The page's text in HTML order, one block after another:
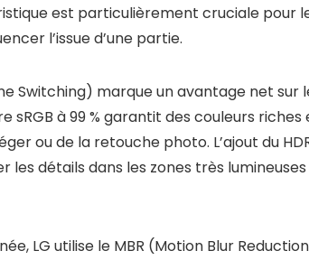
est particulièrement cruciale pour
l’issue d’une partie.
Switching) marque un avantage net
sRGB à 99 % garantit des couleurs
ou de la retouche photo. L’ajout du
les détails dans les zones très
LG utilise le MBR (Motion Blur